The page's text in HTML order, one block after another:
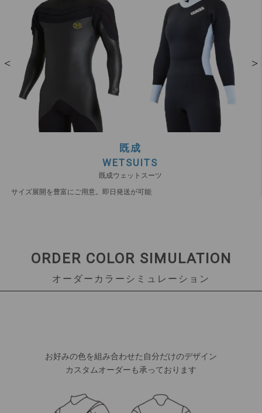
既成
WETSUITS
既成ウェットスーツ
サイズ展開を豊富にご用意。即日発送が可能
ORDER COLOR SIMULATION
オーダーカラーシミュレーション
お好みの色を組み合わせた自分だけのデザイン
カスタムオーダーも承っております